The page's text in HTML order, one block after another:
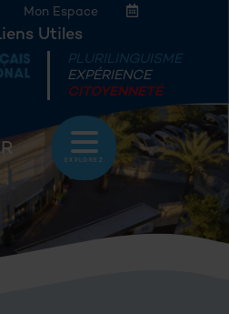
Mon Espace
PLURILINGUISME
EXPÉRIENCE
CITOYENNETÉ
EXPLOREZ
Utiles